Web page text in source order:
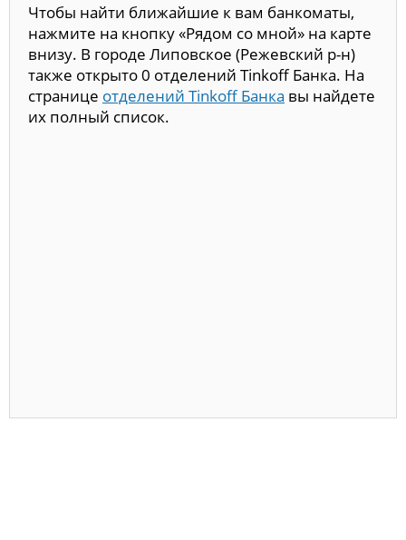
Чтобы найти ближайшие к вам банкоматы,
нажмите на кнопку «Рядом со мной» на карте
внизу. В городе Липовское (Режевский р-н)
также открыто 0 отделений Tinkoff Банка. На
странице отделений Tinkoff Банка вы найдете
их полный список.